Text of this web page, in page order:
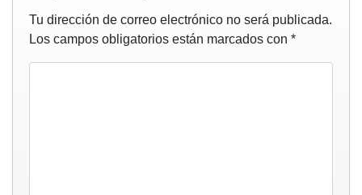
Tu dirección de correo electrónico no será publicada.
Los campos obligatorios están marcados con *